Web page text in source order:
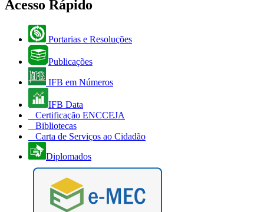
Acesso Rápido
Portarias e Resoluções
Publicações
IFB em Números
IFB Data
Certificação ENCCEJA
Bibliotecas
Carta de Serviços ao Cidadão
Diplomados